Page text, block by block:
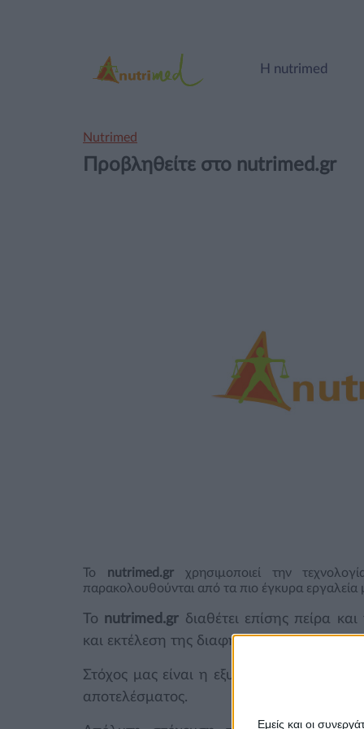
Εμείς και οι
Η nutrimed
Nutrimed
Προβληθείτε στο nutrimed.gr
To nutrimed.grχρησιμοποιεί την
παρακολουθούνται από τα πιο έγκυρα εργαλεία
Το nutrimed.gr διαθέτει επίσης πείρα
και εκτέλεση της διαφημιστικής
Στόχος μας είναι η εξυπηρέτηση των
αποτελέσματος.